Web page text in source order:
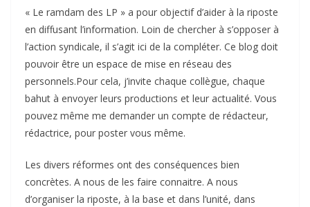
« Le ramdam des LP » a pour objectif d’aider à la riposte
en diffusant l’information. Loin de chercher à s’opposer à
l’action syndicale, il s’agit ici de la compléter. Ce blog doit
pouvoir être un espace de mise en réseau des
personnels.Pour cela, j’invite chaque collègue, chaque
bahut à envoyer leurs productions et leur actualité. Vous
pouvez même me demander un compte de rédacteur,
rédactrice, pour poster vous même.
Les divers réformes ont des conséquences bien
concrètes. A nous de les faire connaitre. A nous
d’organiser la riposte, à la base et dans l’unité, dans